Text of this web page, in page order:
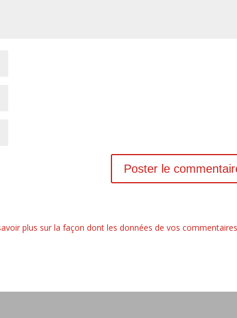
plus sur la façon dont les données de vos